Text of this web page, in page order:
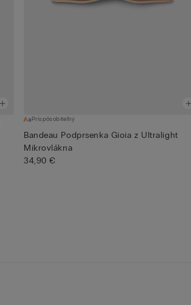
Prispôsobiteľný
Bandeau Podprsenka Gioia z Ultralight
Mikrovlákna
34,90 €